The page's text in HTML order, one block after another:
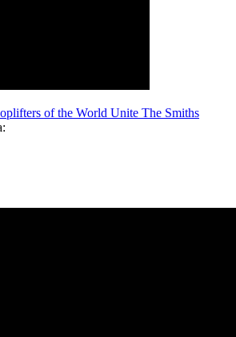
of the World Unite The Smiths